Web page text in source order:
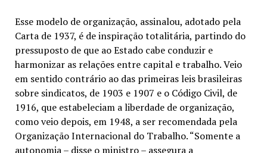
Esse modelo de organização, assinalou, adotado pela
Carta de 1937, é de inspiração totalitária, partindo do
pressuposto de que ao Estado cabe conduzir e
harmonizar as relações entre capital e trabalho. Veio
em sentido contrário ao das primeiras leis brasileiras
sobre sindicatos, de 1903 e 1907 e o Código Civil, de
1916, que estabeleciam a liberdade de organização,
como veio depois, em 1948, a ser recomendada pela
Organização Internacional do Trabalho. “Somente a
autonomia – disse o ministro – assegura a